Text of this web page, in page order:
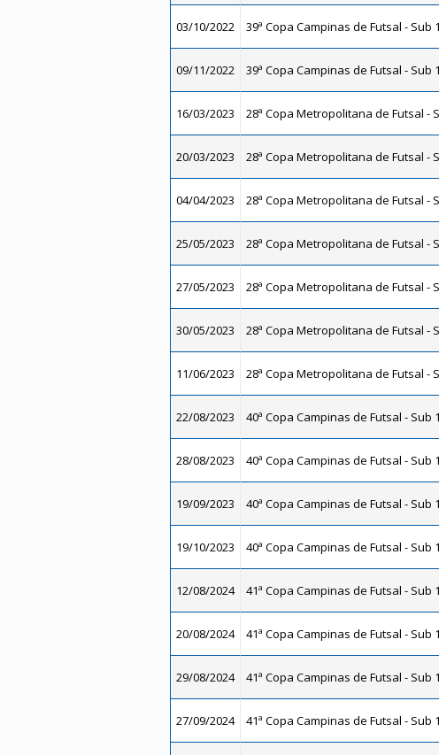
03/10/2022 39ª Copa Campinas de Futsal - Sub
09/11/2022 39ª Copa Campinas de Futsal - Sub
16/03/2023 28ª Copa Metropolitana de Futsal -
20/03/2023 28ª Copa Metropolitana de Futsal -
04/04/2023 28ª Copa Metropolitana de Futsal -
25/05/2023 28ª Copa Metropolitana de Futsal -
27/05/2023 28ª Copa Metropolitana de Futsal -
30/05/2023 28ª Copa Metropolitana de Futsal -
11/06/2023 28ª Copa Metropolitana de Futsal -
22/08/2023 40ª Copa Campinas de Futsal - Sub
28/08/2023 40ª Copa Campinas de Futsal - Sub
19/09/2023 40ª Copa Campinas de Futsal - Sub
19/10/2023 40ª Copa Campinas de Futsal - Sub
12/08/2024 41ª Copa Campinas de Futsal - Sub
20/08/2024 41ª Copa Campinas de Futsal - Sub
29/08/2024 41ª Copa Campinas de Futsal - Sub
27/09/2024 41ª Copa Campinas de Futsal - Sub